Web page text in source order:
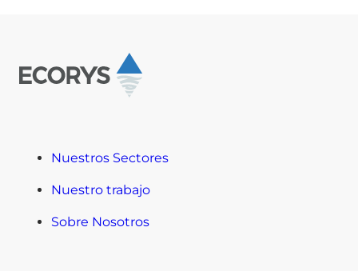
Nuestros Sectores
Nuestro trabajo
Sobre Nosotros